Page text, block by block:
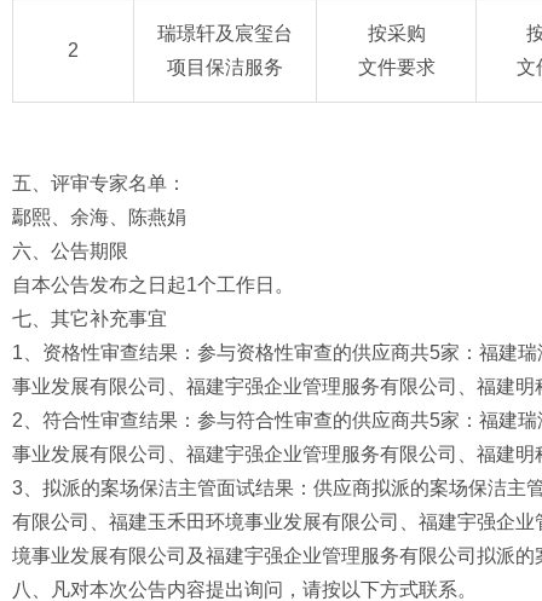
2
瑞璟轩及宸玺台
项目保洁服务
按采购
文件要求
文
五、评审专家名单：
鄢熙、余海、陈燕娟
六、公告期限
自本公告发布之日起1个工作日。
七、其它补充事宜
1、资格性审查结果：参与资格性审查的供应商共5家：福建
事业发展有限公司、福建宇强企业管理服务有限公司、福建
2、符合性审查结果：参与符合性审查的供应商共5家：福建
事业发展有限公司、福建宇强企业管理服务有限公司、福建
3、拟派的案场保洁主管面试结果：供应商拟派的案场保洁
有限公司、福建玉禾田环境事业发展有限公司、福建宇强企
境事业发展有限公司及福建宇强企业管理服务有限公司拟派
八、凡对本次公告内容提出询问，请按以下方式联系。